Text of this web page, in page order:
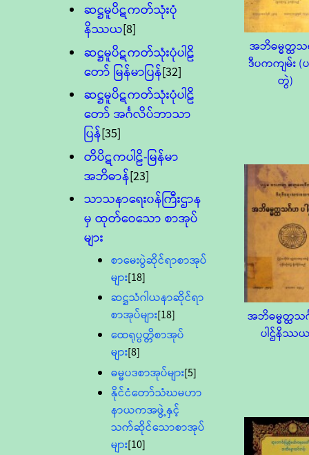
ဆဋ္ဌမူပိဋကတ်သုံးပုံ
နိဿယ[8]
ဆဋ္ဌမူပိဋကတ်သုံးပုံပါဠိ
တော် မြန်မာပြန်[32]
ဆဋ္ဌမူပိဋကတ်သုံးပုံပါဠိ
တော် အင်္ဂလိပ်ဘာသာ
ပြန်[35]
တိပိဋကပါဠိ-မြန်မာ
အဘိဓာန်[23]
သာသနာရေး၀န်ကြီးဌာန
မှ ထုတ်ဝေသော စာအုပ်
များ
စာမေးပွဲဆိုင်ရာစာအုပ်
များ[18]
ဆဋ္ဌသံဂါယနာဆိုင်ရာ
စာအုပ်များ[18]
ထေရုပ္ပတ္တိစာအုပ်
များ[8]
ဓမ္မပဒစာအုပ်များ[5]
နိုင်ငံတော်သံဃမဟာ
နာယကအဖွဲ့နှင့်
သက်ဆိုင်သောစာအုပ်
များ[10]
အဘိဓမ္မတ္ထ
ဒီပကကျမ်း (
တွဲ)
အဘိဓမ္မတ္ထသ
ပါဌ်နိဿ